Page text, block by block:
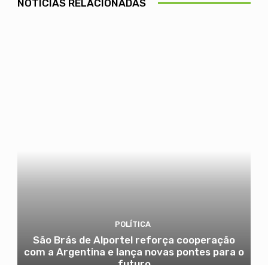
NOTÍCIAS RELACIONADAS
POLÍTICA
São Brás de Alportel reforça cooperação
com a Argentina e lança novas pontes para o